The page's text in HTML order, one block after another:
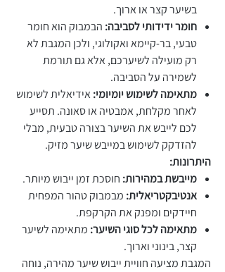
בשיער קצר או ארוך.
חומר ידידותי לסביבה: הבמבוק הוא חומר
טבעי, בר-קיימא ואקולוגי, ולכן המגבת לא
רק מועילה לשיערכם, אלא גם תורמת
לשמירה על הסביבה.
מתאימה לשימוש יומיומי:אידיאלית לשימוש
לאחר מקלחת, אמבטיה או סאונה. תסייע
לכם לייבש את השיער בצורה טבעית, מבלי
להזדקק לשימוש במייבש שיער מזיק.
היתרונות:
מייבשת במהירות: חוסכת זמן ייבוש מיותר.
אנטיבקטריאלית: מבמבוק טהור המפחית
חיידקים ומפנק את הקרקפת.
מתאימה לכל סוגי השיער: מתאימה לשיער
קצר, בינוני וארוך.
המגבת מציעה חוויית ייבוש שיער מהירה, נוחה